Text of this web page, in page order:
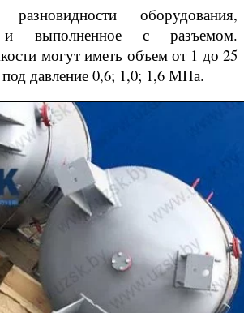
оборудования,
и выполненное с разъемом.
могут иметь объем от 1 до 25
давление 0,6; 1,0; 1,6 МПа.